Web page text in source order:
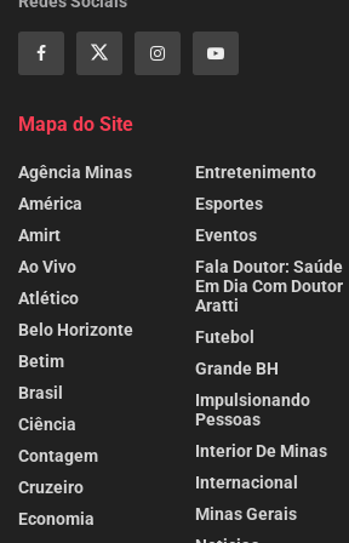
Mapa do Site
Agência Minas
América
Amirt
Ao Vivo
Atlético
Belo Horizonte
Betim
Brasil
Ciência
Contagem
Cruzeiro
Economia
Entretenimento
Esportes
Eventos
Fala Doutor: Saúde
Em Dia Com Doutor
Aratti
Futebol
Grande BH
Impulsionando
Pessoas
Interior De Minas
Internacional
Minas Gerais